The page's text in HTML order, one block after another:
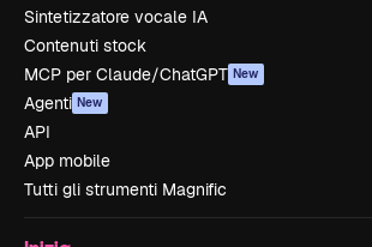
Sintetizzatore vocale IA
Contenuti stock
MCP per Claude/ChatGPT New
Agenti New
API
App mobile
Tutti gli strumenti Magnific